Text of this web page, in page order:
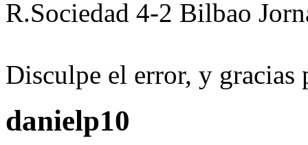
R.Sociedad 4-2 Bilbao
Disculpe el error, y gracias
danielp10